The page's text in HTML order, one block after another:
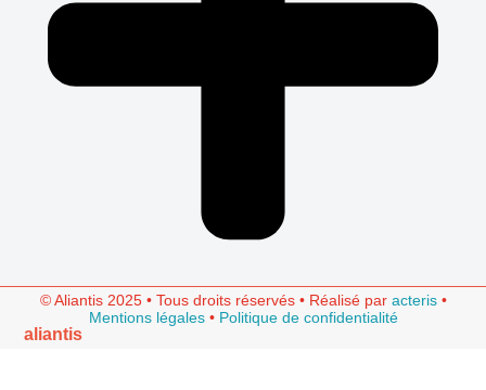
© Aliantis 2025 • Tous droits réservés • Réalisé par acteris•
Mentions légales• Politique de confidentialité
aliantis